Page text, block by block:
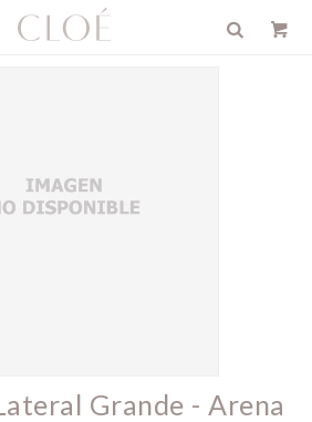
Grande - Arena